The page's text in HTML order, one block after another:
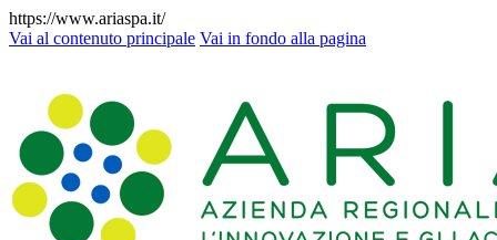
https://www.ariaspa.it/
Vai al contenuto principale Vai in fondo alla pagina